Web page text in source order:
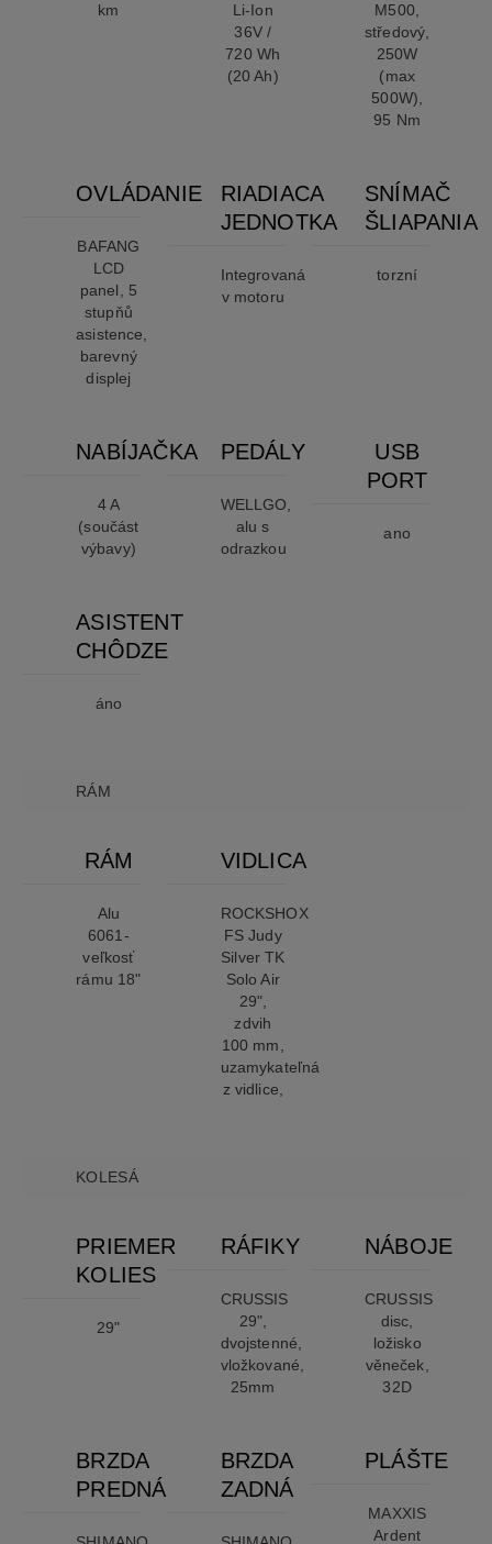
km
Li-Ion
36V /
720 Wh
(20 Ah)
M500,
středový,
250W
(max
500W),
95 Nm
OVLÁDANIE
BAFANG
LCD
panel, 5
stupňů
asistence,
barevný
displej
RIADIACA
JEDNOTKA
Integrovaná
v motoru
SNÍMAČ
ŠLIAPANIA
torzní
NABÍJAČKA
4 A
(součást
výbavy)
PEDÁLY
WELLGO,
alu s
odrazkou
USB
PORT
ano
ASISTENT
CHÔDZE
áno
RÁM
RÁM
Alu
6061-
veľkosť
rámu 18"
VIDLICA
ROCKSHOX
FS Judy
Silver TK
Solo Air
29",
zdvih
100 mm,
uzamykateľná
z vidlice,
KOLESÁ
PRIEMER
KOLIES
29"
RÁFIKY
CRUSSIS
29",
dvojstenné,
vložkované,
25mm
NÁBOJE
CRUSSIS
disc,
ložisko
věneček,
32D
BRZDA
PREDNÁ
BRZDA
ZADNÁ
PLÁŠTE
MAXXIS
Ardent